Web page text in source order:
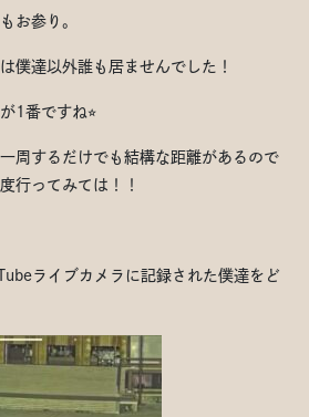
お参り。
僕達以外誰も居ませんでした！
1番ですね⭐︎
周するだけでも結構な距離があるので
行ってみては！！
ライブカメラに記録された僕達をど